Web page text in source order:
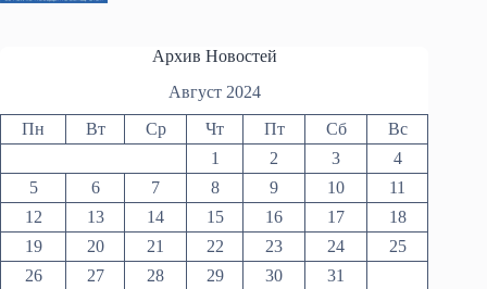
Архив Новостей
Август 2024
Пн Вт Ср Чт Пт Сб
Вс
1
2 3
4
5
6 7 8 9 10
11
12
13 14 15 16 17
18
19
20 21 22 23 24
25
26
27 28 29 30
31